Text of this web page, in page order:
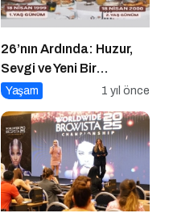
26’nın Ardında: Huzur,
Sevgi ve Yeni Bir
Başlangıç
Yaşam 1 yıl önce